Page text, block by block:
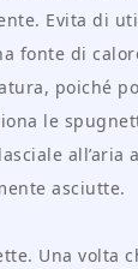
Evita di
fonte di
poiché
le
all’aria
asciutte.
Una volta